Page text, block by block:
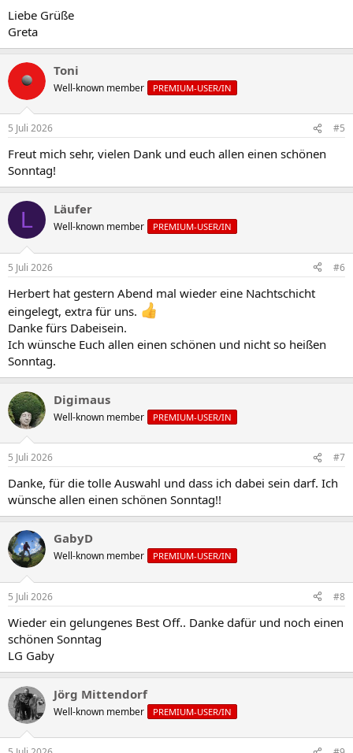
Liebe Grüße
Greta
Toni
Well-known member PREMIUM-USER/IN
5 Juli 2026 #5
Freut mich sehr, vielen Dank und euch allen einen schönen
Sonntag!
L Läufer
Well-known member PREMIUM-USER/IN
5 Juli 2026 #6
Herbert hat gestern Abend mal wieder eine Nachtschicht
eingelegt, extra für uns.
Danke fürs Dabeisein.
Ich wünsche Euch allen einen schönen und nicht so heißen
Sonntag.
Digimaus
Well-known member PREMIUM-USER/IN
5 Juli 2026 #7
Danke, für die tolle Auswahl und dass ich dabei sein darf. Ich
wünsche allen einen schönen Sonntag!!
GabyD
Well-known member PREMIUM-USER/IN
5 Juli 2026 #8
Wieder ein gelungenes Best Off.. Danke dafür und noch einen
schönen Sonntag
LG Gaby
Jörg Mittendorf
Well-known member PREMIUM-USER/IN